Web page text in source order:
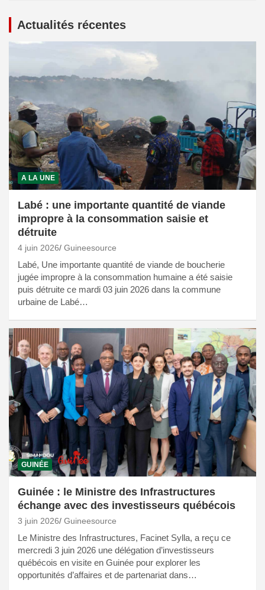
Actualités récentes
A LA UNE
Labé : une importante quantité de viande
impropre à la consommation saisie et
détruite
4 juin 2026 Guineesource
Labé, Une importante quantité de viande de boucherie
jugée impropre à la consommation humaine a été saisie
puis détruite ce mardi 03 juin 2026 dans la commune
urbaine de Labé…
GUINÉE
Guinée : le Ministre des Infrastructures
échange avec des investisseurs québécois
3 juin 2026 Guineesource
Le Ministre des Infrastructures, Facinet Sylla, a reçu ce
mercredi 3 juin 2026 une délégation d’investisseurs
québécois en visite en Guinée pour explorer les
opportunités d’affaires et de partenariat dans…